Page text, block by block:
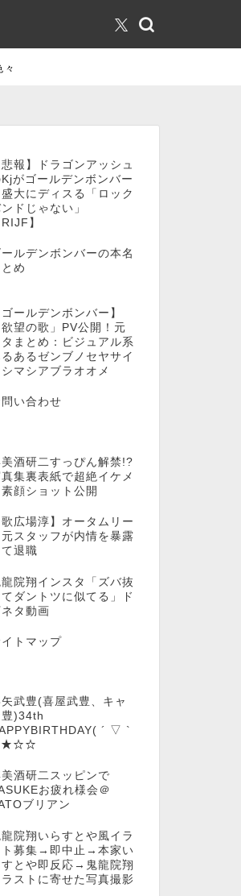
々
悲報】ドラゴンアッシュ
がゴールデンボンバー
盛大にディスる「ロック
ドじゃない」
RIJF】
ールデンボンバーの本名
とめ
ゴールデンボンバー】
欲望の歌」PV公開！元
タまとめ：ビジュアル系
あるゼンブノセヤサイ
シマシアブラオオメ
問い合わせ
酒研二すっぴん解禁!?
集裏表紙で超絶イケメ
素顔ショット公開
歌広場淳】オータムリー
元スタッフが内情を暴露
て退職
龍院翔インスタ「ズバ抜
てダントツに似てる」ド
タ動画
トマップ
武豊(喜屋武豊、キャ
豊)34th
´ ▽ `
★☆☆
酒研二スッピンで
お疲れ様会＠
ブリアン
龍院翔いらすとや風イラ
ト募集→即中止→本家い
すとや即反応→鬼龍院翔
ラストに寄せた写真撮影